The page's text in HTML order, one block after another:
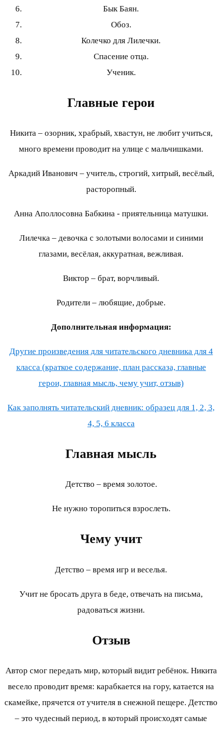
Бык Баян.
Обоз.
Колечко для Лилечки.
Спасение отца.
Ученик.
Главные герои
Никита – озорник, храбрый, хвастун, не любит учиться,
много времени проводит на улице с мальчишками.
Аркадий Иванович – учитель, строгий, хитрый, весёлый,
расторопный.
Анна Аполлосовна Бабкина - приятельница матушки.
Лилечка – девочка с золотыми волосами и синими
глазами, весёлая, аккуратная, вежливая.
Виктор – брат, ворчливый.
Родители – любящие, добрые.
Дополнительная информация:
Другие произведения для читательского дневника для 4
класса (краткое содержание, план рассказа, главные
герои, главная мысль, чему учит, отзыв)
Как заполнять читательский дневник: образец для 1, 2, 3,
4, 5, 6 класса
Главная мысль
Детство – время золотое.
Не нужно торопиться взрослеть.
Чему учит
Детство – время игр и веселья.
Учит не бросать друга в беде, отвечать на письма,
радоваться жизни.
Отзыв
Автор смог передать мир, который видит ребёнок. Никита
весело проводит время: карабкается на гору, катается на
скамейке, прячется от учителя в снежной пещере. Детство
– это чудесный период, в который происходят самые